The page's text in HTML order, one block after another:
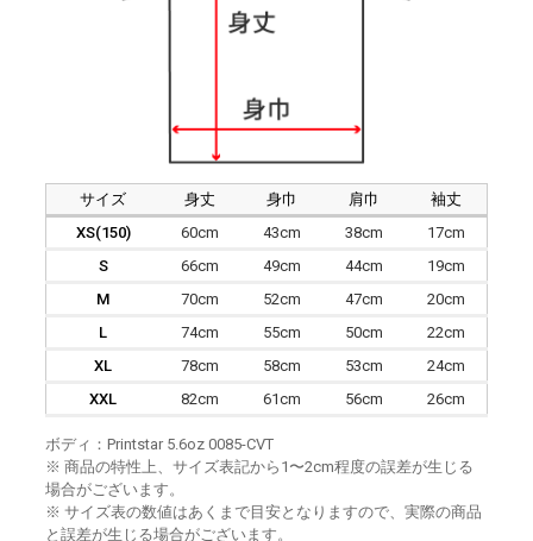
サイズ 身丈 身巾 肩巾
袖丈
XS(150)
60cm 43cm 38cm
17cm
S
66cm 49cm 44cm
19cm
M
70cm 52cm 47cm
20cm
L
74cm 55cm 50cm
22cm
XL
78cm 58cm 53cm
24cm
XXL
82cm 61cm 56cm 26cm
ボディ：Printstar 5.6oz 0085-CVT
※ 商品の特性上、サイズ表記から1〜2cm程度の誤差が生じる
場合がございます。
※ サイズ表の数値はあくまで目安となりますので、実際の商品
と誤差が生じる場合がございます。